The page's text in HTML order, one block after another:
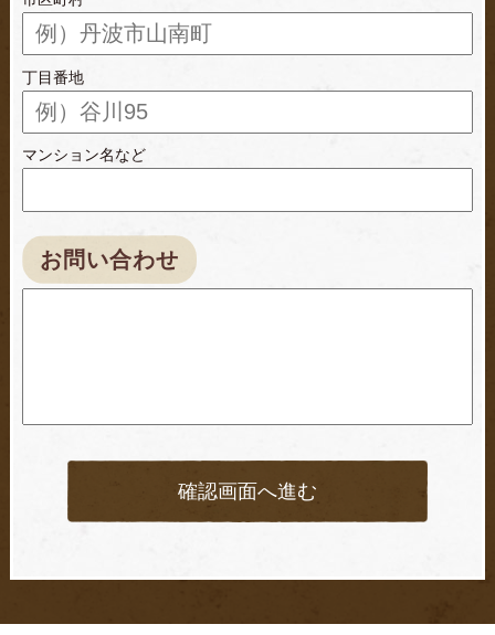
丁目番地
マンション名など
お問い合わせ
確認画面へ進む